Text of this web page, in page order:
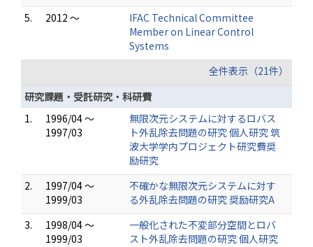
5.
2012 ～
IFAC Technical Committee
Member on Linear Control
Systems
全件表示（21件）
研究課題・受託研究・科研費
1.
1996/04 ～
1997/03
無限次元システムに対するロバス
ト外乱除去問題の研究 個人研究 筑
波大学学内プロジェクト研究費奨
励研究
2.
1997/04 ～
1999/03
不確かな無限次元システムに対す
る外乱除去問題の研究 奨励研究A
3.
1998/04 ～
1999/03
一般化された不変部分空間とロバ
スト外乱除去問題の研究 個人研究